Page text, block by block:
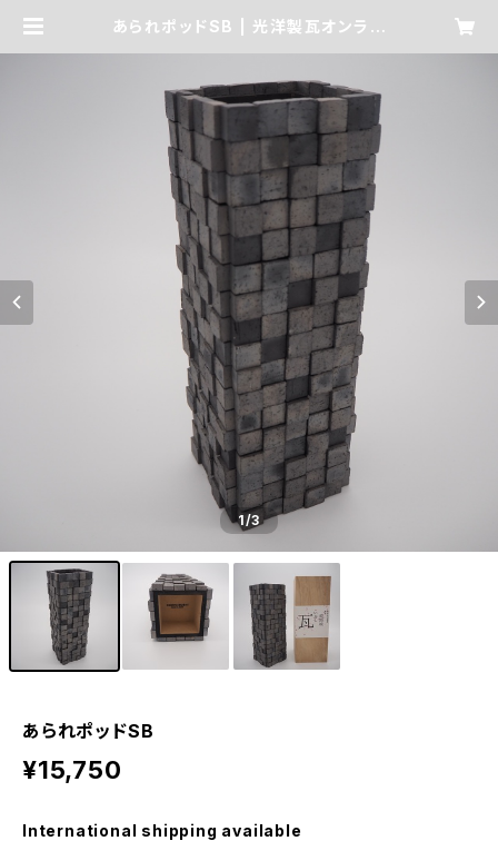
あられポッドSB | 光洋製瓦オンライ
1/3
あられポッドSB
¥15,750
International shipping available